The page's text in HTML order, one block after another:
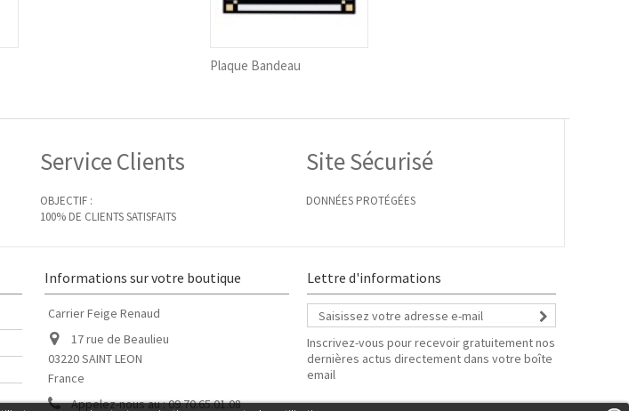
Plaque Bandeau
Service Clients
OBJECTIF :
100% DE CLIENTS SATISFAITS
Site Sécurisé
DONNÉES PROTÉGÉES
Informations sur votre boutique
Carrier Feige Renaud
17 rue de Beaulieu
03220 SAINT LEON
France
Appelez-nous au :09.70.65.01.08
Lettre d'informations
Inscrivez-vous pour recevoir gratuitement nos
dernières actus directement dans votre boîte
email